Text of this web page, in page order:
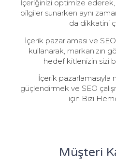
Müşteri
İçeriğinizi optimize
bilgiler sunarken aynı
da dikkatini
İçerik pazarlaması ve SEO
kullanarak, markanızın
hedef kitlenizin sizi
İçerik pazarlamasıyla
güçlendirmek ve SEO
için Bizi